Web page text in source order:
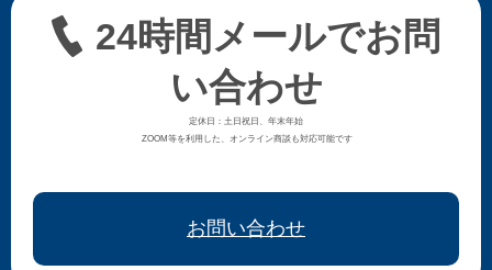
24時間メールでお問
い合わせ
定休日：土日祝日、年末年始
ZOOM等を利用した、オンライン商談も対応可能です
お問い合わせ